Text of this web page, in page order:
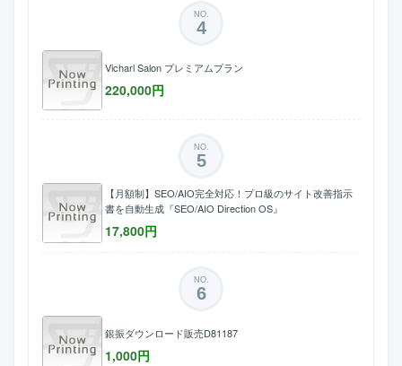
NO.
4
Vicharl Salon プレミアムプラン
220,000円
NO.
5
【月額制】SEO/AIO完全対応！プロ級のサイト改善指示
書を自動生成『SEO/AIO Direction OS』
17,800円
NO.
6
銀振ダウンロード販売D81187
1,000円